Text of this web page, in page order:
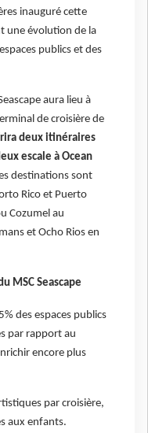
inauguré cette
une évolution de la
publics et des
aura lieu à
de croisière de
deux itinéraires
escale à Ocean
destinations sont
Rico et Puerto
Cozumel au
et Ocho Rios en
MSC Seascape
des espaces publics
par rapport au
encore plus
par croisière,
aux enfants.